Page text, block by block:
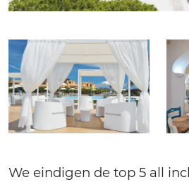
We eindigen de top 5 all